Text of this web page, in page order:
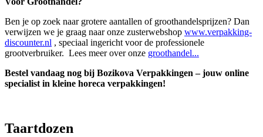
Ben je op zoek naar grotere aantallen of groothandelsprijzen? Dan
verwijzen we je graag naar onze zusterwebshop www.verpakking-
discounter.nl , speciaal ingericht voor de professionele
grootverbruiker. Lees meer over onze groothandel...
Bestel vandaag nog bij Bozikova Verpakkingen – jouw online
specialist in kleine horeca verpakkingen!
Taartdozen